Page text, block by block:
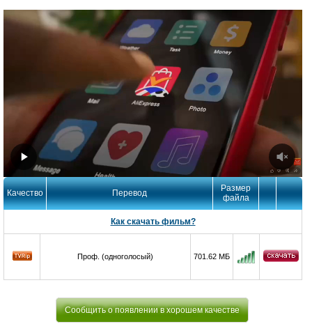
Качество Перевод
Размер
файла
Как скачать фильм?
Проф. (одноголосый) 701.62 МБ
Сообщить о появлении в хорошем качестве